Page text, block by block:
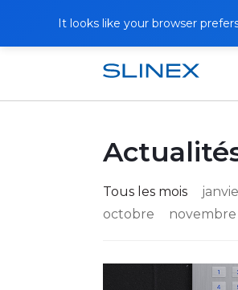
It looks like your browser
Accueil Actualités
Tous les mois
octobre
novembre